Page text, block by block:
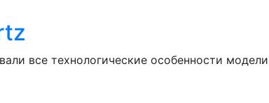
все технологические особенности